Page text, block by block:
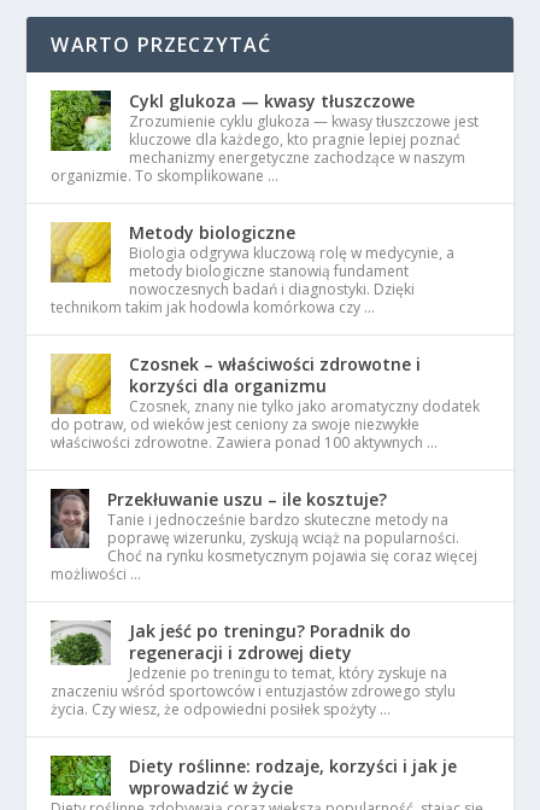
WARTO PRZECZYTAĆ
Cykl glukoza — kwasy tłuszczowe
Zrozumienie cyklu glukoza — kwasy tłuszczowe jest
kluczowe dla każdego, kto pragnie lepiej poznać
mechanizmy energetyczne zachodzące w naszym
organizmie. To skomplikowane …
Metody biologiczne
Biologia odgrywa kluczową rolę w medycynie, a
metody biologiczne stanowią fundament
nowoczesnych badań i diagnostyki. Dzięki
technikom takim jak hodowla komórkowa czy …
Czosnek – właściwości zdrowotne i
korzyści dla organizmu
Czosnek, znany nie tylko jako aromatyczny dodatek
do potraw, od wieków jest ceniony za swoje niezwykłe
właściwości zdrowotne. Zawiera ponad 100 aktywnych …
Przekłuwanie uszu – ile kosztuje?
Tanie i jednocześnie bardzo skuteczne metody na
poprawę wizerunku, zyskują wciąż na popularności.
Choć na rynku kosmetycznym pojawia się coraz więcej
możliwości …
Jak jeść po treningu? Poradnik do
regeneracji i zdrowej diety
Jedzenie po treningu to temat, który zyskuje na
znaczeniu wśród sportowców i entuzjastów zdrowego stylu
życia. Czy wiesz, że odpowiedni posiłek spożyty …
Diety roślinne: rodzaje, korzyści i jak je
wprowadzić w życie